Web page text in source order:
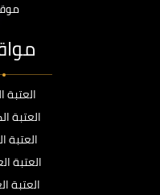
العتبة
العتبة
العتبة
العتبة